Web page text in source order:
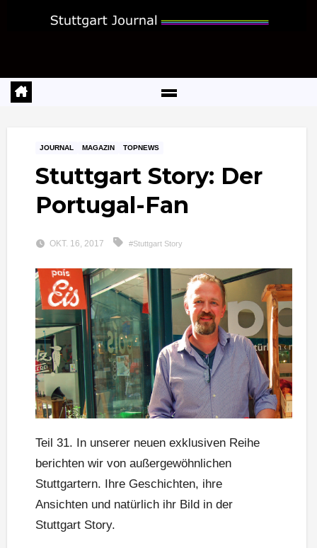
JOURNAL MAGAZIN TOPNEWS
Stuttgart Story: Der
Portugal-Fan
OKT. 16, 2017 #Stuttgart Story
Teil 31. In unserer neuen exklusiven Reihe
berichten wir von außergewöhnlichen
Stuttgartern. Ihre Geschichten, ihre
Ansichten und natürlich ihr Bild in der
Stuttgart Story.